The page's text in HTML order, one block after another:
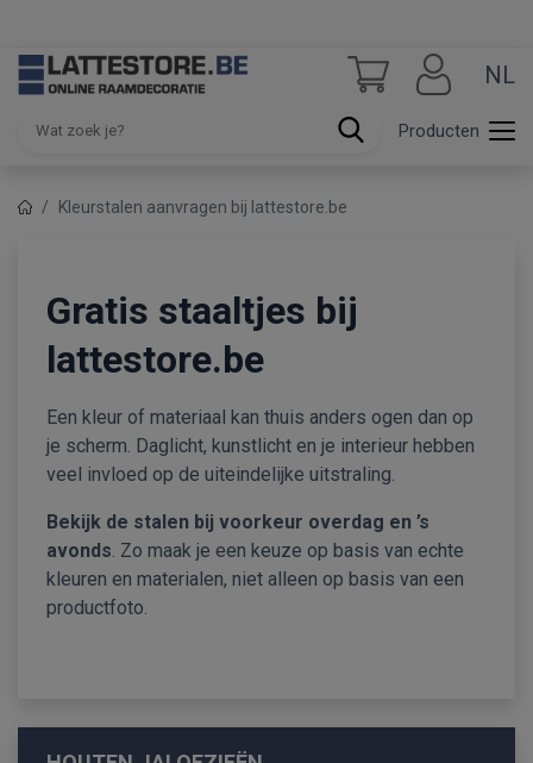
Producten
NL
Kleurstalen aanvragen bij lattestore.be
Gratis staaltjes bij
lattestore.be
Een kleur of materiaal kan thuis anders ogen dan op
je scherm. Daglicht, kunstlicht en je interieur hebben
veel invloed op de uiteindelijke uitstraling.
Bekijk de stalen bij voorkeur overdag en ’s
avonds. Zo maak je een keuze op basis van echte
kleuren en materialen, niet alleen op basis van een
productfoto.